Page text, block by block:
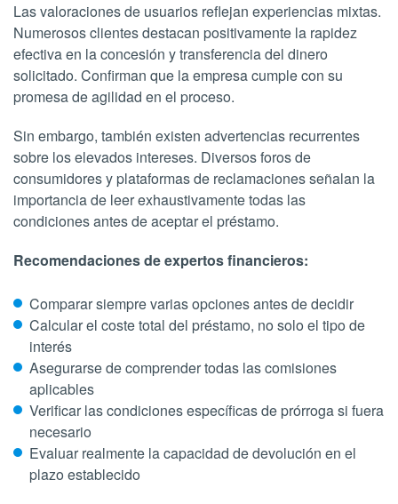
Las valoraciones de usuarios reflejan experiencias mixtas.
Numerosos clientes destacan positivamente la rapidez
efectiva en la concesión y transferencia del dinero
solicitado. Confirman que la empresa cumple con su
promesa de agilidad en el proceso.
Sin embargo, también existen advertencias recurrentes
sobre los elevados intereses. Diversos foros de
consumidores y plataformas de reclamaciones señalan la
importancia de leer exhaustivamente todas las
condiciones antes de aceptar el préstamo.
Recomendaciones de expertos financieros:
Comparar siempre varias opciones antes de decidir
Calcular el coste total del préstamo, no solo el tipo de
interés
Asegurarse de comprender todas las comisiones
aplicables
Verificar las condiciones específicas de prórroga si fuera
necesario
Evaluar realmente la capacidad de devolución en el
plazo establecido